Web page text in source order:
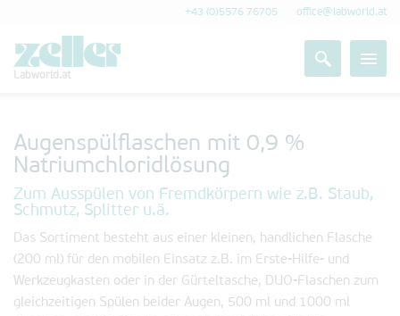
+43 (0)5576 76705 office@labworld.at
Labworld.at
Augenspülflaschen mit 0,9 %
Natriumchloridlösung
Zum Ausspülen von Fremdkörpern wie z.B. Staub,
Schmutz, Splitter u.ä.
Das Sortiment besteht aus einer kleinen, handlichen Flasche
(200 ml) für den mobilen Einsatz z.B. im Erste-Hilfe- und
Werkzeugkasten oder in der Gürteltasche, DUO-Flaschen zum
gleichzeitigen Spülen beider Augen, 500 ml und 1000 ml